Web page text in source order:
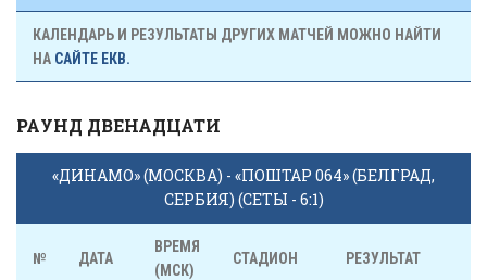
КАЛЕНДАРЬ И РЕЗУЛЬТАТЫ ДРУГИХ МАТЧЕЙ МОЖНО НАЙТИ
НА САЙТЕ ЕКВ.
РАУНД ДВЕНАДЦАТИ
«ДИНАМО» (МОСКВА) - «ПОШТАР 064» (БЕЛГРАД,
СЕРБИЯ) (СЕТЫ - 6:1)
№ ДАТА
ВРЕМЯ
(МСК)
СТАДИОН РЕЗУЛЬТАТ